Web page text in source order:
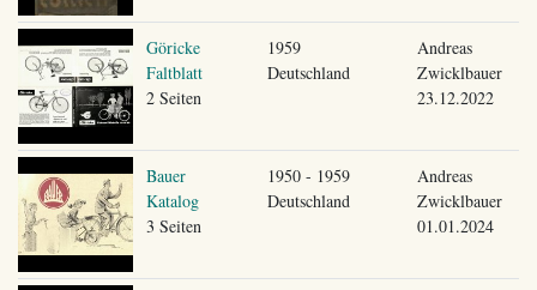
Göricke
Faltblatt
2 Seiten
1959
Deutschland
Andreas
Zwicklbauer
23.12.2022
Bauer
Katalog
3 Seiten
1950 - 1959
Deutschland
Andreas
Zwicklbauer
01.01.2024